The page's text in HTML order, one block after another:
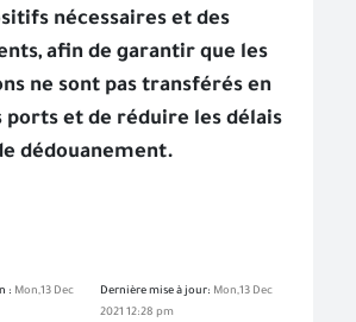
nécessaires et des
afin de garantir que les
ne sont pas transférés en
ports et de réduire les délais
dédouanement.
: Mon,13 Dec
Dernière mise à jour: Mon,13 Dec
2021 12:28 pm